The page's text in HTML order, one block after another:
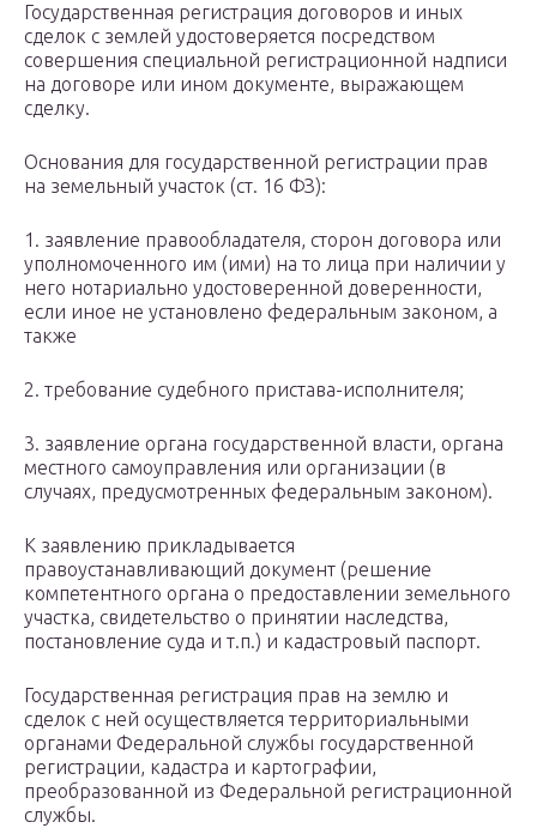
Государственная регистрация договоров и иных
сделок с землей удостоверяется посредством
совершения специальной регистрационной надписи
на договоре или ином документе, выражающем
сделку.
Основания для государственной регистрации прав
на земельный участок (ст. 16 ФЗ):
1. заявление правообладателя, сторон договора или
уполномоченного им (ими) на то лица при наличии у
него нотариально удостоверенной доверенности,
если иное не установлено федеральным законом, а
также
2. требование судебного пристава-исполнителя;
3. заявление органа государственной власти, органа
местного самоуправления или организации (в
случаях, предусмотренных федеральным законом).
К заявлению прикладывается
правоустанавливающий документ (решение
компетентного органа о предоставлении земельного
участка, свидетельство о принятии наследства,
постановление суда и т.п.) и кадастровый паспорт.
Государственная регистрация прав на землю и
сделок с ней осуществляется территориальными
органами Федеральной службы государственной
регистрации, кадастра и картографии,
преобразованной из Федеральной регистрационной
службы.